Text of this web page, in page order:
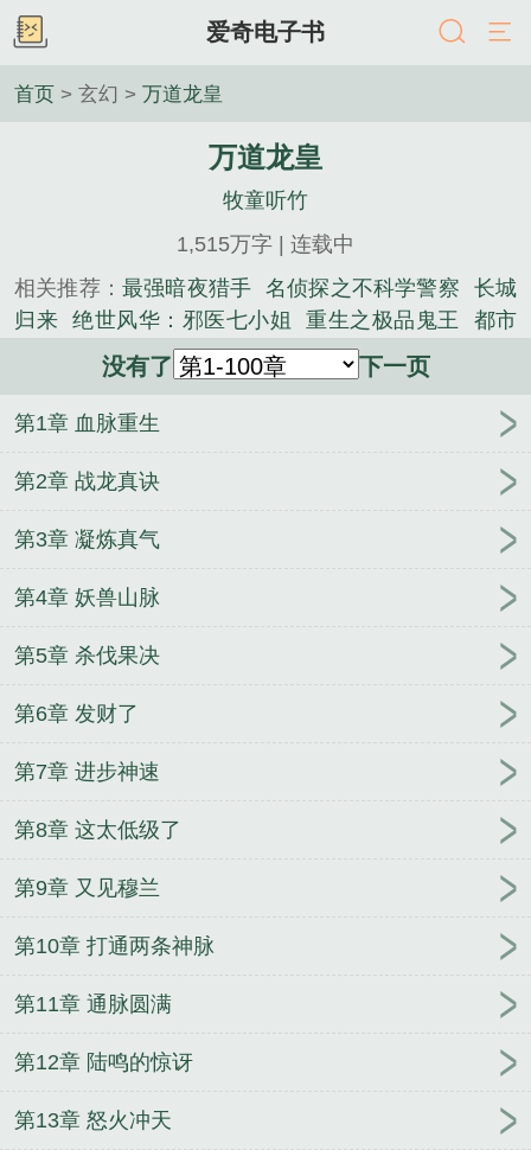
爱奇电子书
首页 > 玄幻 > 万道龙皇
万道龙皇
牧童听竹
1,515万字 | 连载中
相关推荐： 最强暗夜猎手 名侦探之不科学警察
长城
归来 绝世风华：邪医七小姐 重生之极品鬼王
都市
之我的神级宠物系统 神医兽妃：妖王，宠上天！
生国民男神：爵爷，求宠爱！ 妃常傲娇：废柴三小
姐
我的辣鸡系统
军少蜜
体 天价婚宠：娇妻，束手就擒
天下为
都市之我的神级宠物系统
神医
尸体
重生最强妖兽
最强暗夜猎手
穿越异兽系统
天价婚
宠：娇妻，束手就擒
重生之
极品鬼王 名侦探之不科学警察
邪气前
重生国民男神：爵
爷，求宠爱！ 妃常傲娇：废柴三小姐
没有了 下一页
第1章 血脉重生
第2章 战龙真诀
第3章 凝炼真气
第4章 妖兽山脉
第5章 杀伐果决
第6章 发财了
第7章 进步神速
第8章 这太低级了
第9章 又见穆兰
第10章 打通两条神脉
第11章 通脉圆满
第12章 陆鸣的惊讶
第13章 怒火冲天